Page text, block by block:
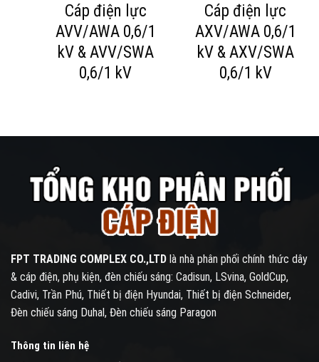
Cáp điện lực
AVV/AWA 0,6/1
kV & AVV/SWA
0,6/1 kV
Cáp điện lực
AXV/AWA 0,6/1
kV & AXV/SWA
0,6/1 kV
FPT TRADING COMPLEX CO.,LTD là nhà phân phối chính thức dây
& cáp điện, phụ kiện, đèn chiếu sáng: Cadisun, LSvina, GoldCup,
Cadivi, Trần Phú, Thiết bị điện Hyundai, Thiết bị điện Schneider,
Đèn chiếu sáng Duhal, Đèn chiếu sáng Paragon
Thông tin liên hệ